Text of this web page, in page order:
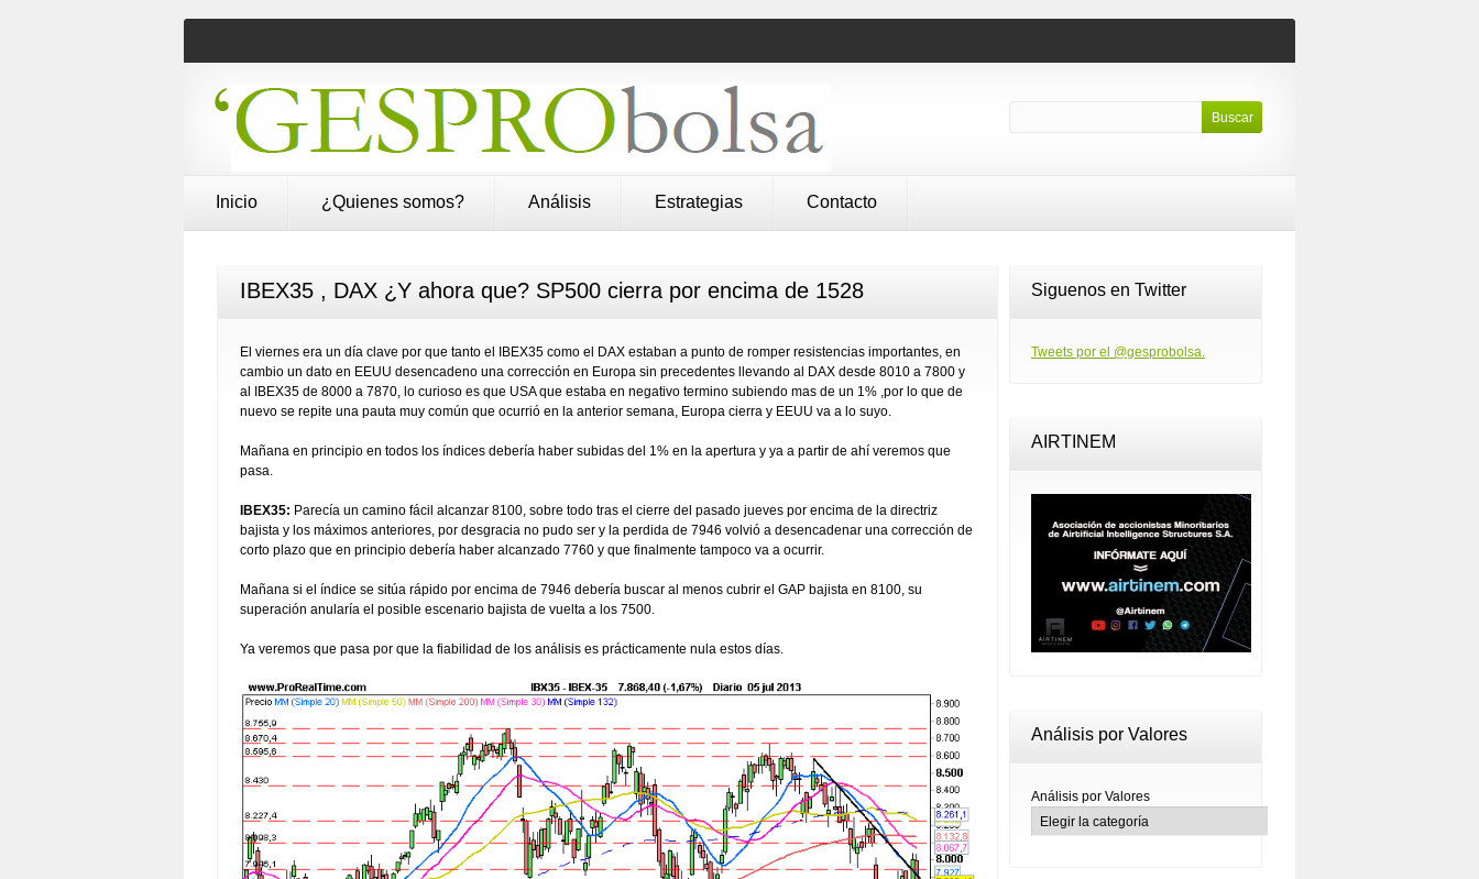
Inicio ¿Quienes somos? Análisis Estrategias Contacto
IBEX35 , DAX ¿Y ahora que? SP500 cierra por encima de 1528
El viernes era un día clave por que tanto el IBEX35 como el DAX estaban a punto de romper resistencias importantes, en
cambio un dato en EEUU desencadeno una corrección en Europa sin precedentes llevando al DAX desde 8010 a 7800 y
al IBEX35 de 8000 a 7870, lo curioso es que USA que estaba en negativo termino subiendo mas de un 1% ,por lo que de
nuevo se repite una pauta muy común que ocurrió en la anterior semana, Europa cierra y EEUU va a lo suyo.
Mañana en principio en todos los índices debería haber subidas del 1% en la apertura y ya a partir de ahí veremos que
pasa.
IBEX35: Parecía un camino fácil alcanzar 8100, sobre todo tras el cierre del pasado jueves por encima de la directriz
bajista y los máximos anteriores, por desgracia no pudo ser y la perdida de 7946 volvió a desencadenar una corrección de
corto plazo que en principio debería haber alcanzado 7760 y que finalmente tampoco va a ocurrir.
Mañana si el índice se sitúa rápido por encima de 7946 debería buscar al menos cubrir el GAP bajista en 8100, su
superación anularía el posible escenario bajista de vuelta a los 7500.
Ya veremos que pasa por que la fiabilidad de los análisis es prácticamente nula estos días.
Siguenos en Twitter
Tweets por el @gesprobolsa.
AIRTINEM
Análisis por Valores
Análisis por Valores